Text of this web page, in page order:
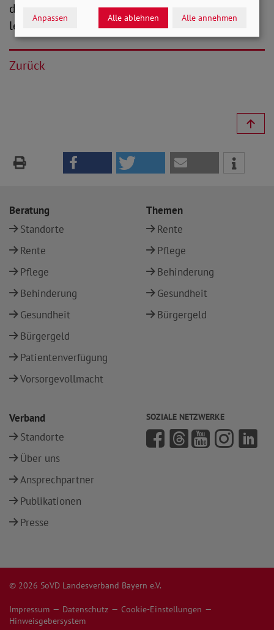
denn sie bildet den Alltag der Betroffenen nicht
lebensecht ab“, betont Bauer.
Zurück
Beratung
Standorte
Rente
Pflege
Behinderung
Gesundheit
Bürgergeld
Patientenverfügung
Vorsorgevollmacht
Themen
Rente
Pflege
Behinderung
Gesundheit
Bürgergeld
Verband
Standorte
Über uns
Ansprechpartner
Publikationen
Presse
SOZIALE NETZWERKE
© 2026 SoVD Landesverband Bayern e.V.
Impressum Datenschutz
Cookie-Einstellungen
Hinweisgebersystem
Anpassen Alle ablehnen Alle annehmen